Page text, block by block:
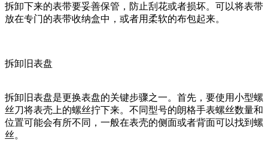
拆卸下来的表带要妥善保管，防止刮花或者损坏。可以将表带
放在专门的表带收纳盒中，或者用柔软的布包起来。
拆卸旧表盘
拆卸旧表盘是更换表盘的关键步骤之一。首先，要使用小型螺
丝刀将表壳上的螺丝拧下来。不同型号的朗格手表螺丝数量和
位置可能会有所不同，一般在表壳的侧面或者背面可以找到螺
丝。